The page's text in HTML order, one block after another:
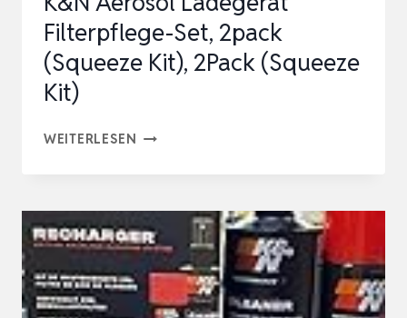
Filterpflege-Set, 2pack
(Squeeze Kit), 2Pack (Squeeze
Kit)
WEITERLESEN K&N
FILTERPFLEGE-
SET,
2PACK
(SQUEEZE